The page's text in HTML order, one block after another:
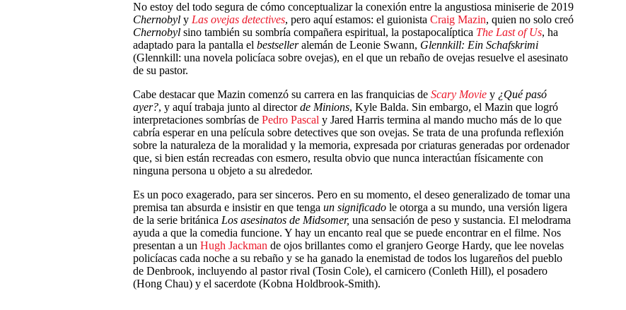
No estoy del todo segura de cómo conceptualizar la conexión entre la angustiosa miniserie de 2019
Chernobyl y Las ovejas detectives, pero aquí estamos: el guionista Craig Mazin, quien no solo creó
Chernobyl sino también su sombría compañera espiritual, la postapocalíptica The Last of Us, ha
adaptado para la pantalla el bestselleralemán de Leonie Swann, Glennkill: Ein Schafskrimi
(Glennkill: una novela policíaca sobre ovejas), en el que un rebaño de ovejas resuelve el asesinato
de su pastor.
Cabe destacar que Mazin comenzó su carrera en las franquicias de Scary Movie y ¿Qué pasó
ayer?, y aquí trabaja junto al directorde Minions, Kyle Balda. Sin embargo, el Mazin que logró
interpretaciones sombrías de Pedro Pascal y Jared Harris termina al mando mucho más de lo que
cabría esperar en una película sobre detectives que son ovejas. Se trata de una profunda reflexión
sobre la naturaleza de la moralidad y la memoria, expresada por criaturas generadas por ordenador
que, si bien están recreadas con esmero, resulta obvio que nunca interactúan físicamente con
ninguna persona u objeto a su alrededor.
Es un poco exagerado, para ser sinceros. Pero en su momento, el deseo generalizado de tomar una
premisa tan absurda e insistir en que tenga un significado le otorga a su mundo, una versión ligera
de la serie británica Los asesinatos de Midsomer, una sensación de peso y sustancia. El melodrama
ayuda a que la comedia funcione. Y hay un encanto real que se puede encontrar en el filme. Nos
presentan a un Hugh Jackman de ojos brillantes como el granjero George Hardy, que lee novelas
policíacas cada noche a su rebaño y se ha ganado la enemistad de todos los lugareños del pueblo
de Denbrook, incluyendo al pastor rival (Tosin Cole), el carnicero (Conleth Hill), el posadero
(Hong Chau) y el sacerdote (Kobna Holdbrook-Smith).